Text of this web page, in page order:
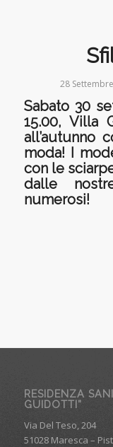
28
Sabato 30
15.00, Villa
all’autunno
moda! I
con le
dalle
numerosi!
RESIDENZA
GUIDOTTI”
Via Del Teso, 204
51028 Maresca –